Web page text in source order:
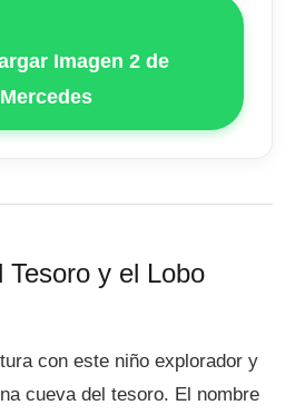
Imagen 2 de
Mercedes
Tesoro y el Lobo
con este niño explorador y
cueva del tesoro. El nombre